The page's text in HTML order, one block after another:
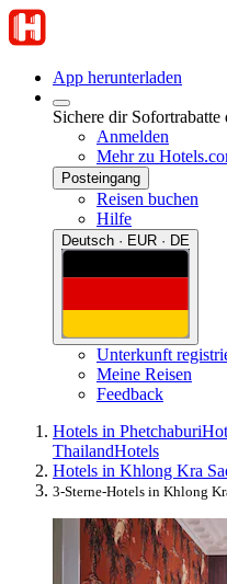
App herunterladen
Sichere dir
Anmelden
Mehr zu
Posteingang
Reisen buchen
Hilfe
Deutsch · EUR · DE
Unterkunft
Meine Reisen
Feedback
Hotels in Phetchaburi
ThailandHotels
Hotels in Khlong Kra
3-Sterne-Hotels in Khlong